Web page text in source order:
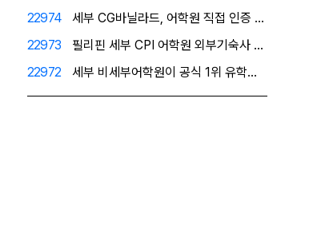
22974
세부 CG바닐라드, 어학원 직접 인증 공식 1위 유학원…
22973
필리핀 세부 CPI 어학원 외부기숙사 - 프리미엄 레지…
22972
세부 비세부어학원이 공식 1위 유학원으로 인정한 필자닷…